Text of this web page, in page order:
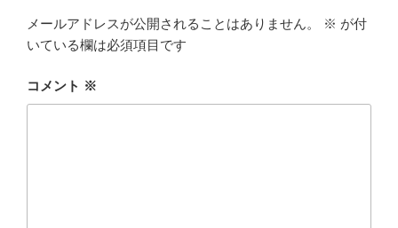
メールアドレスが公開されることはありません。 ※ が付
いている欄は必須項目です
コメント ※